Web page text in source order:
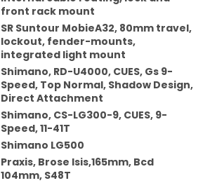
front rack mount
SR Suntour MobieA32, 80mm travel,
lockout, fender-mounts,
integrated light mount
Shimano, RD-U4000, CUES, Gs 9-
Speed, Top Normal, Shadow Design,
Direct Attachment
Shimano, CS-LG300-9, CUES, 9-
Speed, 11-41T
Shimano LG500
Praxis, Brose Isis,165mm, Bcd
104mm, S48T